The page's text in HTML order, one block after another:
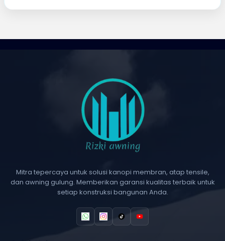
Mitra tepercaya untuk solusi kanopi membran, atap tensile,
dan awning gulung. Memberikan garansi kualitas terbaik untuk
setiap konstruksi bangunan Anda.